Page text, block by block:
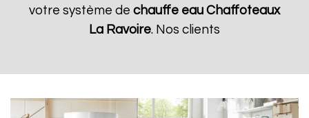
votre système de chauffe eau Chaffoteaux
La Ravoire. Nos clients